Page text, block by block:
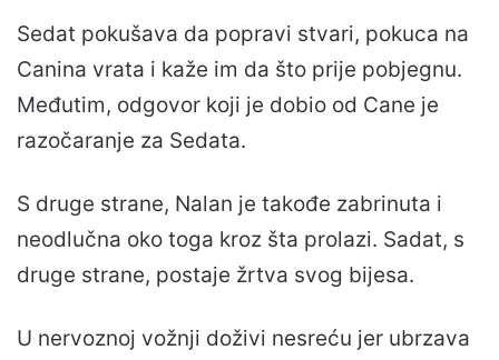
Sedat pokušava da popravi stvari, pokuca na
Canina vrata i kaže im da što prije pobjegnu.
Međutim, odgovor koji je dobio od Cane je
razočaranje za Sedata.
S druge strane, Nalan je takođe zabrinuta i
neodlučna oko toga kroz šta prolazi. Sadat, s
druge strane, postaje žrtva svog bijesa.
U nervoznoj vožnji doživi nesreću jer ubrzava